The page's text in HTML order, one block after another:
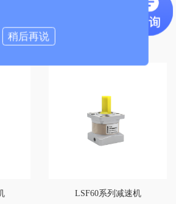
LSF60系列减速机
稍后再说